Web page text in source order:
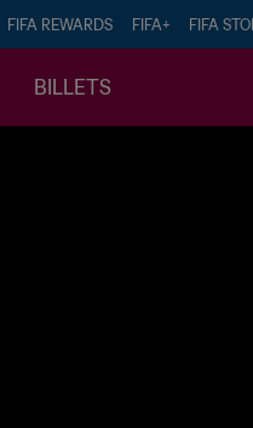
FIFA REWARDS FIFA+ FIFA
BILLETS